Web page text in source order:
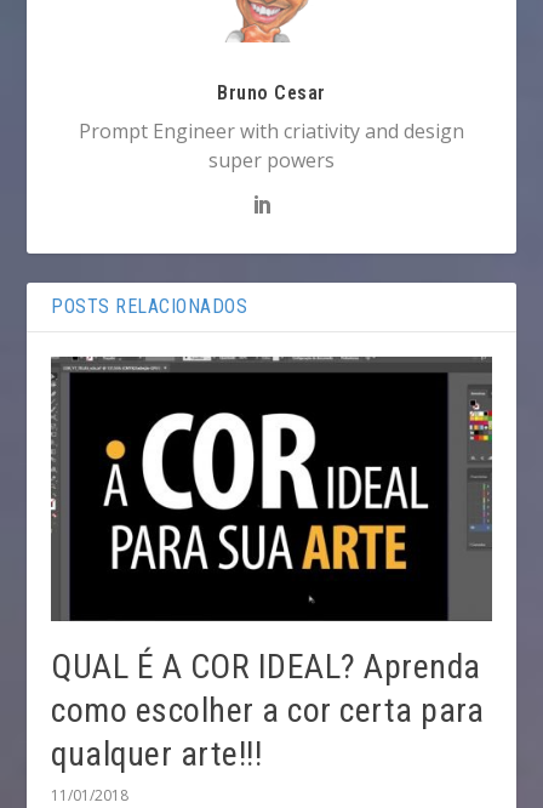
Bruno Cesar
Prompt Engineer with criativity and design
super powers
POSTS RELACIONADOS
QUAL É A COR IDEAL? Aprenda
como escolher a cor certa para
qualquer arte!!!
11/01/2018